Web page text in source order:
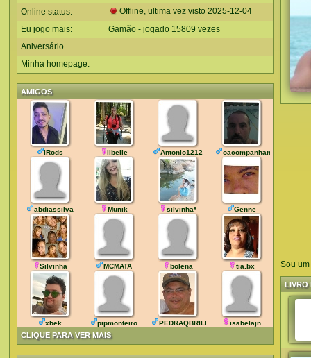
Online status:
Offline, ultima vez visto 2025-12-04
Eu jogo mais:
Gamão - jogado 15809 vezes
Aniversário
...
Minha homepage:
AMIGOS
CLIQUE PARA VER MAIS
iRods libelle Antonio1212 oacompanhanterio
abdiassilva Munik silvinha* Genne
Silvinha MCMATA bolena tia.bx
xbek pipmonteiro PEDRAQBRILHA.BR isabelajn
Sou
LIVRO